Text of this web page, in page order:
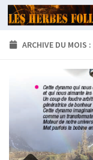
Skip to content
ARCHIVE DU MOIS :